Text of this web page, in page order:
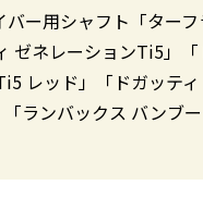
ー用シャフト「ターフ
ゼネレーションTi5」
レッド」「ドガッテ
ランバックス バンブ